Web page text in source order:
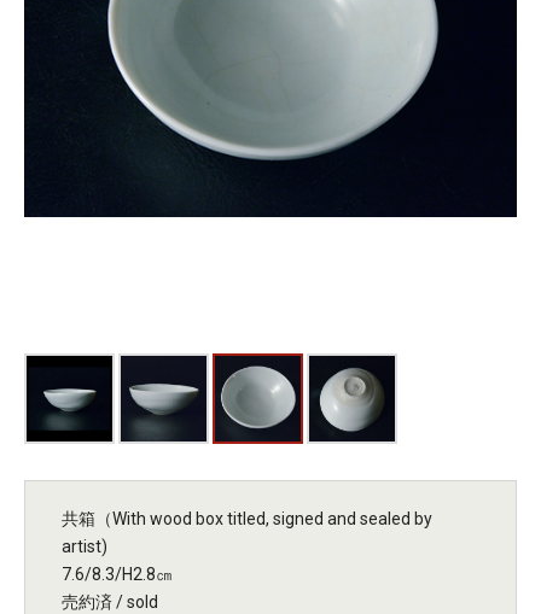
共箱（With wood box titled, signed and sealed by
artist)
7.6/8.3/H2.8㎝
売約済 / sold